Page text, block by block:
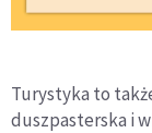
Turystyka to
duszpasterska i